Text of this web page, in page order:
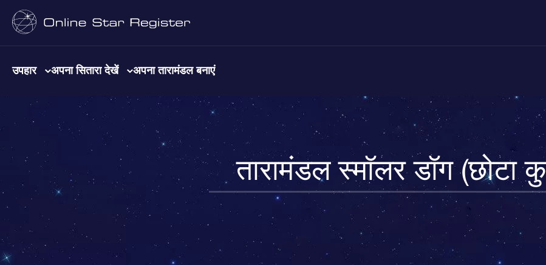
उपहार अपना सितारा देखें अपना तारामंडल बनाएं
तारामंडल स्मॉलर डॉग (छोटा